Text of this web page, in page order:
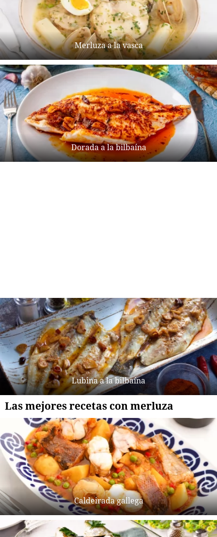
Merluza a la vasca
Dorada a la bilbaína
Lubina a la bilbaína
Las mejores recetas con merluza
Caldeirada gallega